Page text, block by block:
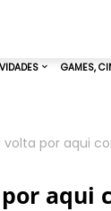
volta por aqui
aqui